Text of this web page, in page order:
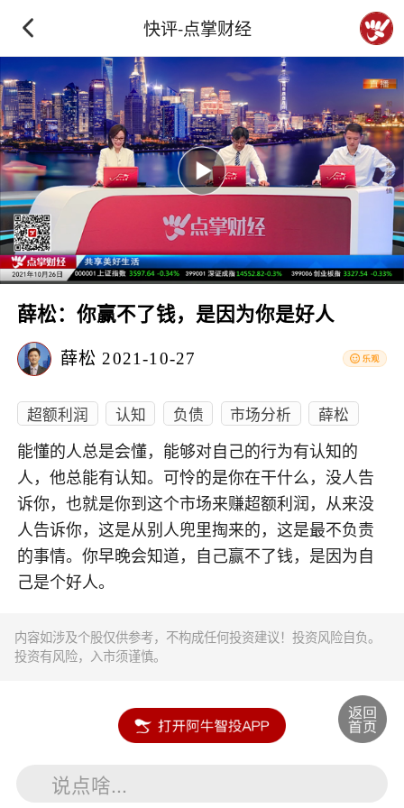
快评-点掌财经
薛松：你赢不了钱，是因为你是好人
薛松 2021-10-27
超额利润 认知 负债 市场分析 薛松
能懂的人总是会懂，能够对自己的行为有认知的
人，他总能有认知。可怜的是你在干什么，没人告
诉你，也就是你到这个市场来赚超额利润，从来没
人告诉你，这是从别人兜里掏来的，这是最不负责
的事情。你早晚会知道，自己赢不了钱，是因为自
己是个好人。
内容如涉及个股仅供参考，不构成任何投资建议！投资风险自负。
投资有风险，入市须谨慎。
说点啥...